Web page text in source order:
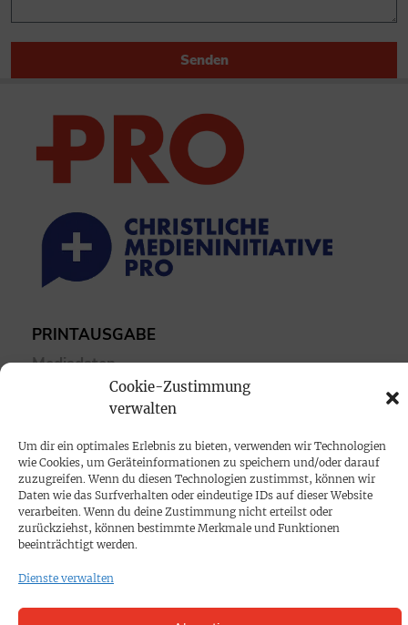
Cookie-Zustimmung
verwalten
Um dir ein optimales Erlebnis zu bieten, verwenden wir Technologien
wie Cookies, um Geräteinformationen zu speichern und/oder darauf
zuzugreifen. Wenn du diesen Technologien zustimmst, können wir
Daten wie das Surfverhalten oder eindeutige IDs auf dieser Website
verarbeiten. Wenn du deine Zustimmung nicht erteilst oder
zurückziehst, können bestimmte Merkmale und Funktionen
beeinträchtigt werden.
Dienste verwalten
Senden
PRINTAUSGABE
Mediadaten
PROKOMPAKT
Impressum
SPENDEN
Datenschutz
KONTAKT
Cookie-Richtlinie